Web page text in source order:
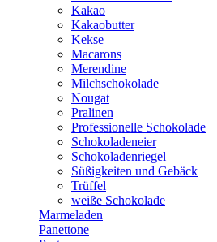
Kakao
Kakaobutter
Kekse
Macarons
Merendine
Milchschokolade
Nougat
Pralinen
Professionelle Schokolade
Schokoladeneier
Schokoladenriegel
Süßigkeiten und Gebäck
Trüffel
weiße Schokolade
Marmeladen
Panettone